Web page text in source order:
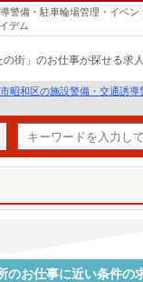
警備・駐車輪場管理・イベン
デム
の街」のお仕事が探せる求
昭和区の施設警備・交通誘
お仕事に近い条件の